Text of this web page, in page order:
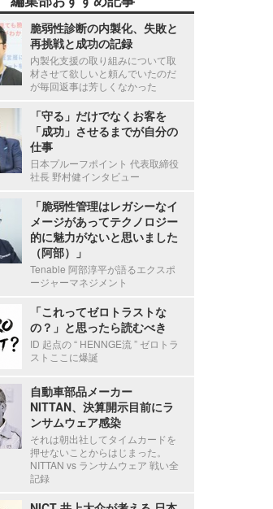
脆弱性診断の内製化、失敗と
再挑戦と成功の記録
内製化支援の取り組みについて取
材させて欲しいと頼んでいたのだ
が毎回返事は芳しくなかった
「守る」だけでなくお客を
「成功」させるまでが自分の
仕事
日本プルーフポイント 代表取締役
社長 野村健インタビュー
「脆弱性管理はレガシーなイ
メージがあってテクノロジー
的に魅力がないと思いました
（阿部）」
Tenable 阿部淳平が語るエクスポ
ージャーマネジメント
「これってゼロトラストな
の？」と思ったら読むべき
ID 起点の “ HENNGE流 ” ゼロトラ
ストここに爆誕
自動車部品メーカー
NITTAN、決算開示目前にラ
ンサムウェア感染
それは朝出社してタイムカードを
押せないことからはじまった。
NITTAN vs ランサムウェア 戦い全
記録